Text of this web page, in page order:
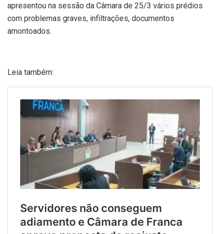
apresentou na sessão da Câmara de 25/3 vários prédios
com problemas graves, infiltrações, documentos
amontoados.
Leia também: